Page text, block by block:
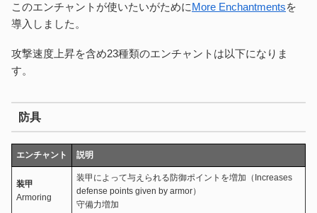
このエンチャントが使いたいがためにMore Enchantmentsを
導入しました。
攻撃速度上昇を含め23種類のエンチャントは以下になりま
す。
防具
エンチャント 説明
装甲
Armoring
装甲によって与えられる防御ポイントを増加（Increases
defense points given by armor）
守備力増加